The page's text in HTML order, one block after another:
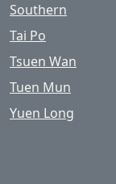
Southern
Tai Po
Tsuen Wan
Tuen Mun
Yuen Long